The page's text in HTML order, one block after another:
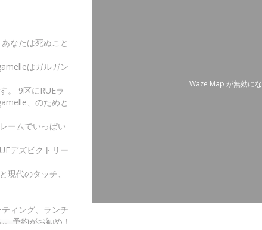
なたは死ぬこと
はガルガン
。 9区にRUEラ
、のためと
ームでいっぱい
デズビクトリー
現代のタッチ、
ィング、ランチ
予約がお勧め！
Waze Map が無効にな